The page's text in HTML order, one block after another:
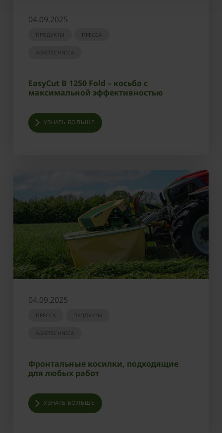
04.09.2025
ПРОДУКТЫ ПРЕССА
AGRITECHNICA
EasyCut B 1250 Fold – косьба с
максимальной эффективностью
УЗНАТЬ БОЛЬШЕ
04.09.2025
ПРЕССА ПРОДУКТЫ
AGRITECHNICA
Фронтальные косилки, подходящие
для любых работ
УЗНАТЬ БОЛЬШЕ